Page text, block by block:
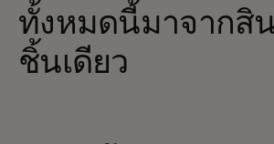
ทั้งหมดนี้มาจากสิน
ชิ้นเดียว